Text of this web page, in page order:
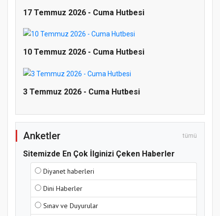
Gerçekleştirildi
17 Temmuz 2026 - Cuma Hutbesi
10 Temmuz 2026 - Cuma Hutbesi
3 Temmuz 2026 - Cuma Hutbesi
Anketler tümü
Sitemizde En Çok İlginizi Çeken Haberler
Diyanet haberleri
Dini Haberler
Sınav ve Duyurular